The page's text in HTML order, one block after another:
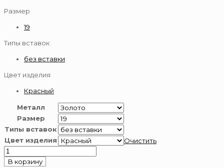
Размер
19
Типы вставок
без вставки
Цвет изделия
Красный
Металл
Размер
Типы вставок
Цвет изделия
Очистить
Количество
товара
В корзину